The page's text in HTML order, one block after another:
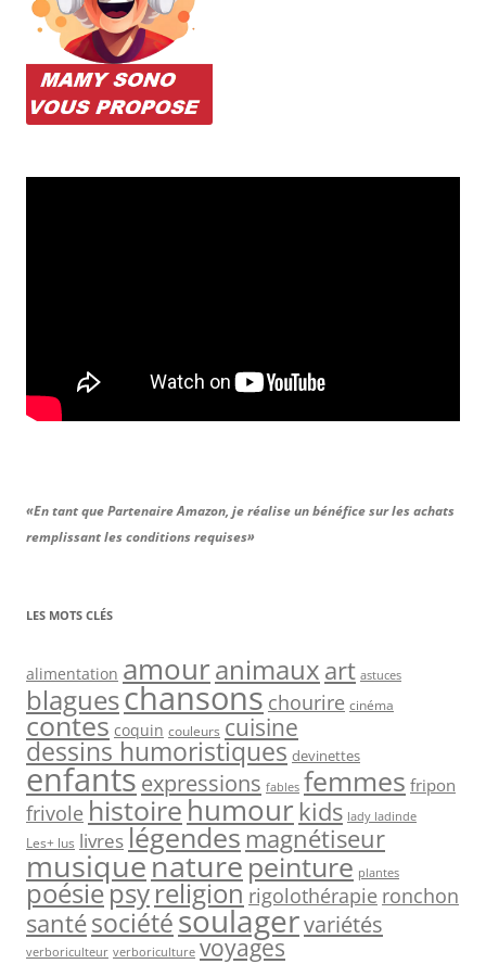
«En tant que Partenaire Amazon, je réalise un bénéfice sur les achats
remplissant les conditions requises»
LES MOTS CLÉS
alimentation amouranimaux art astuces
blagueschansons chourire cinéma
contes coquin couleurs cuisine
dessins humoristiques devinettes
enfantsexpressions fables femmes fripon
frivole histoire humour kids lady ladinde
Les+ lus livreslégendes magnétiseur
musiquenature peinture plantes
poésiepsyreligion rigolothérapie ronchon
santésociétésoulagervariétés
verboriculteur verboriculture voyages